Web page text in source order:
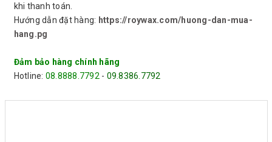
khi thanh toán.
Hướng dẫn đặt hàng: https://roywax.com/huong-dan-mua-
hang.pg
Đảm bảo hàng chính hãng
Hotline: 08.8888.7792 - 09.8386.7792